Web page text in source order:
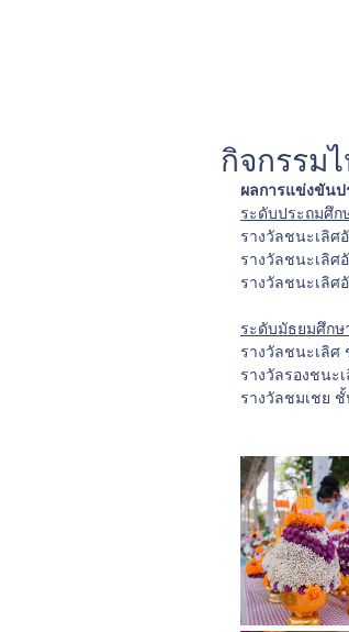
กิจกรรม
ผลการแข่งขัน
ระดับประถมศึก
รางวัลชนะเลิ
รางวัลชนะเลิ
รางวัลชนะเลิ
ระดับมัธยมศึกษ
รางวัลชนะเลิศ
รางวัลรองชนะ
รางวัลชมเชย